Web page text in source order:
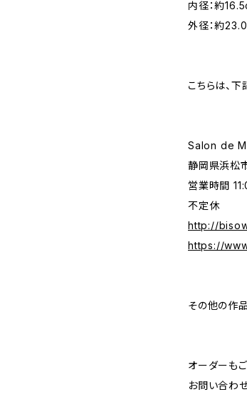
内径：約
外径：約
こちらは、
Salon de
静岡県浜松
営業時間
不定休
http://
https://
その他の作
オーダーも
お問い合わ